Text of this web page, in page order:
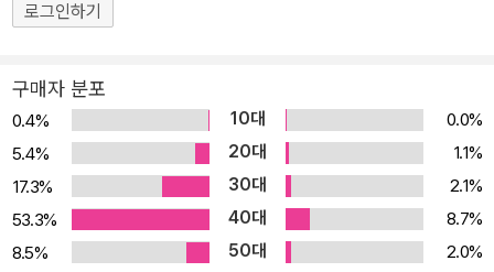
하고 치밀하게 인물의 내면을 좇으며 직조해 낸 이야기의 모자이크에
게 될 것이다. 지금 뛰어오르지 못해도 상관없어. 때가 되면 할 수 있
지 뭉근하게 퍼져 나가는 온기, 목이 뻐근해지는 감동, 오래도록 남는
파는 시장이 있다면 무얼 살래?_「혀를 사 왔지」 각종 표정에 맞는 눈
썹, 귓속말을 듣는 귀, 안에 넣는 순간 무엇이든 사라지는 지갑. '무엇
이든 시장'엔 없는 것이 없다. 하고 싶은 말을 속에 꽁꽁 싸매두고, 말
하기도 전에 모든 걸 해 주는 엄마 아빠 때문에 혀가 있어도 없는 아이
로그인하기
구매자 분포
0.4% 10대
0.0%
5.4%
20대
1.1%
17.3%
30대
2.1%
53.3%
40대
8.7%
8.5%
50대
2.0%